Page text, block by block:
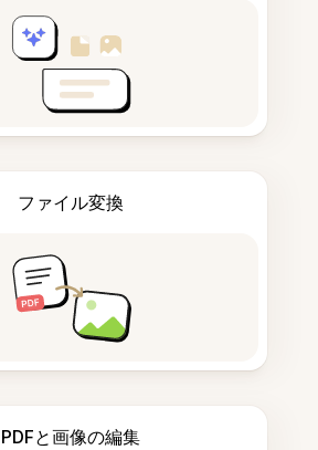
ファイル変換
PDFと画像の編集